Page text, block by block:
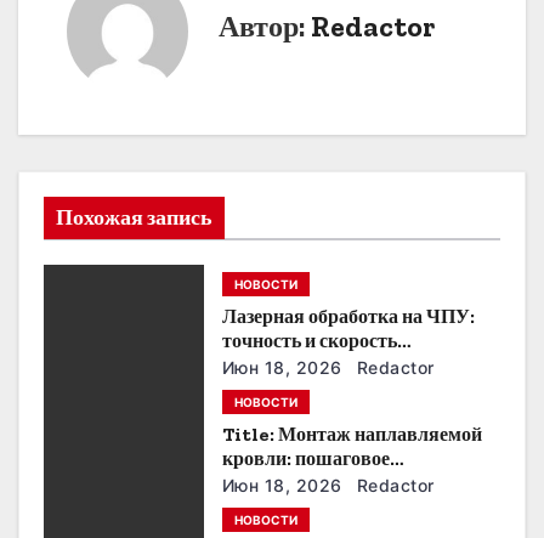
ц
я
п
Автор: Redactor
Похожая запись
НОВОСТИ
Лазерная обработка на ЧПУ:
точность и скорость
производства
Июн 18, 2026 Redactor
НОВОСТИ
Title: Монтаж наплавляемой
кровли: пошаговое
руководство и советы
Июн 18, 2026 Redactor
НОВОСТИ